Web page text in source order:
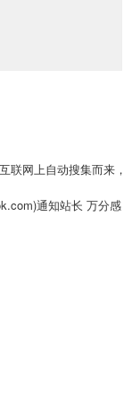
联网上自动搜集而来，
通知站长 万分感